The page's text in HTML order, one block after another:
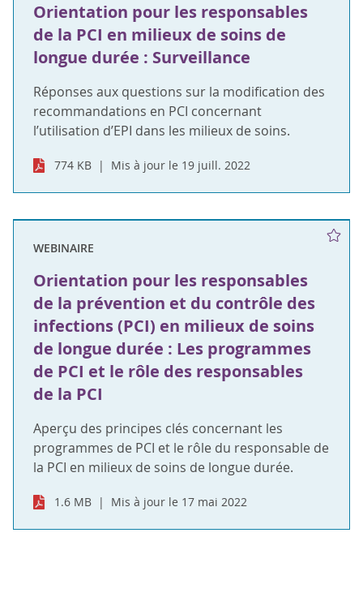
Orientation pour les responsables
de la PCI en milieux de soins de
longue durée : Surveillance
Réponses aux questions sur la modification des
recommandations en PCI concernant
l’utilisation d’EPI dans les milieux de soins.
774 KB Mis à jour le 19 juill. 2022
WEBINAIRE
Orientation pour les responsables
de la prévention et du contrôle des
infections (PCI) en milieux de soins
de longue durée : Les programmes
de PCI et le rôle des responsables
de la PCI
Aperçu des principes clés concernant les
programmes de PCI et le rôle du responsable de
la PCI en milieux de soins de longue durée.
1.6 MB Mis à jour le 17 mai 2022